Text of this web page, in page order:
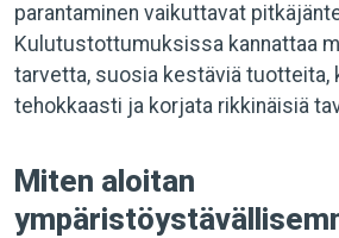
parantaminen vaikuttavat
Kulutustottumuksissa kannattaa
tarvetta, suosia kestäviä tuotteita,
tehokkaasti ja korjata rikkinäisiä
Miten aloitan